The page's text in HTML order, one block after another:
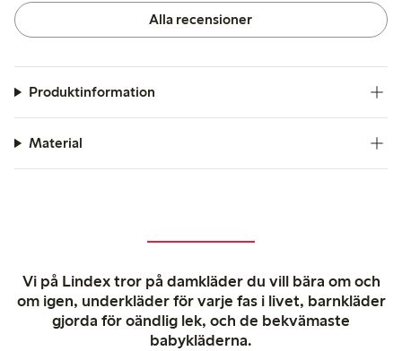
Alla recensioner
Produktinformation
Material
Vi på Lindex tror på damkläder du vill bära om och
om igen, underkläder för varje fas i livet, barnkläder
gjorda för oändlig lek, och de bekvämaste
babykläderna.